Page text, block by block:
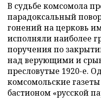
В судьбе комсомола
парадоксальный
гонений на церковь
исполняли наиболее
поручения по
над верующими и
пресловутые 1920-е.
комсомольские
бастионом «русской